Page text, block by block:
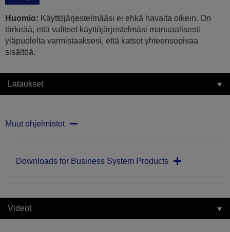
Huomio: Käyttöjärjestelmääsi ei ehkä havaita oikein. On
tärkeää, että valitset käyttöjärjestelmäsi manuaalisesti
yläpuolelta varmistaaksesi, että katsot yhteensopivaa
sisältöä.
Lataukset
Muut ohjelmistot
Downloads for Business System Products
Videot